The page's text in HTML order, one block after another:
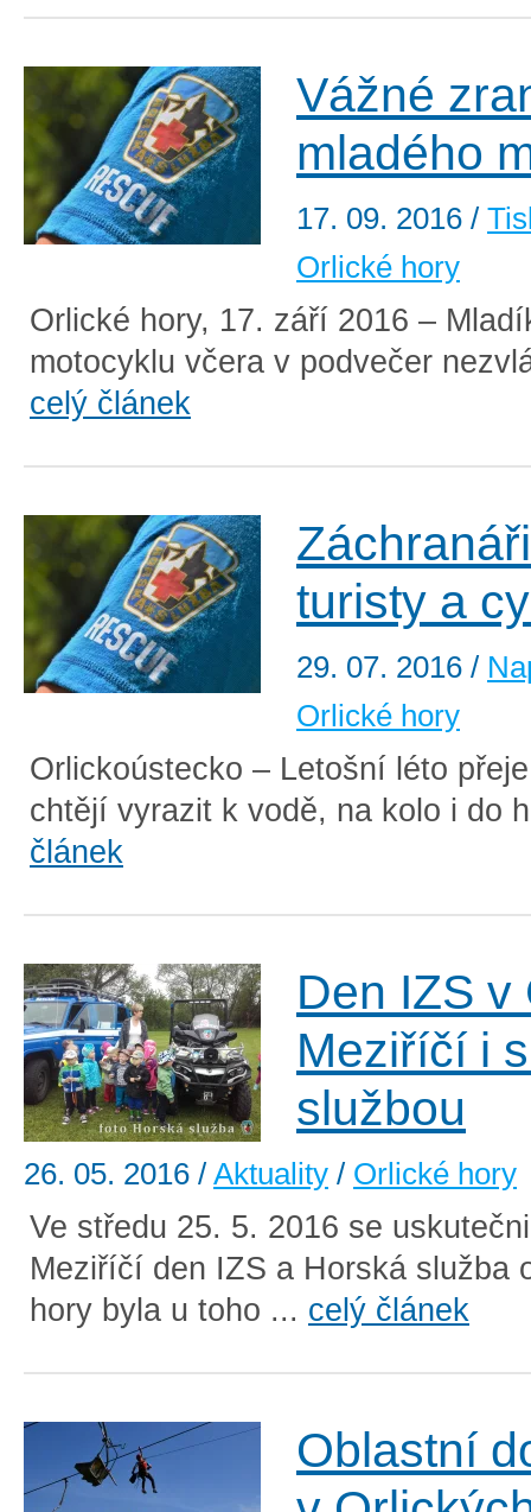
Vážné
mladého
17. 09. 2016 /
Orlické hory
Orlické hory, 17. září 2016 –
motocyklu včera v podvečer
celý článek
turisty a
29. 07. 2016 /
Orlické hory
Orlickoústecko – Letošní léto
chtějí vyrazit k vodě, na kolo i do
článek
Den IZS v
Meziříčí i
službou
26. 05. 2016 / Aktuality / Orlické hory
Ve středu 25. 5. 2016 se
Meziříčí den IZS a Horská služba
hory byla u toho ... celý článek
Oblastní